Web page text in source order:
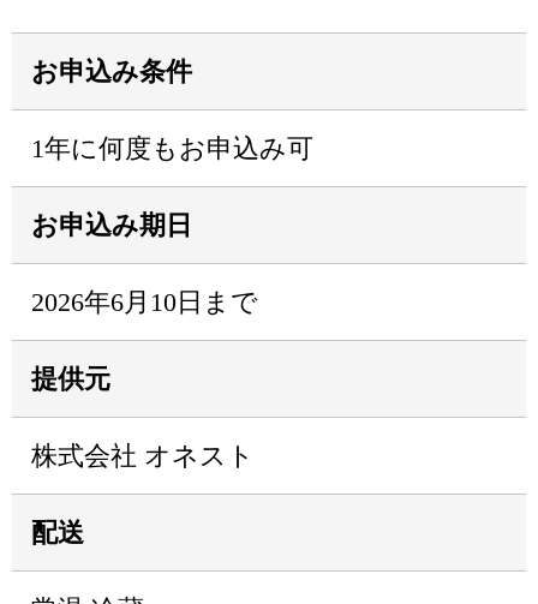
お申込み条件
1年に何度もお申込み可
お申込み期日
2026年6月10日まで
提供元
株式会社 オネスト
配送